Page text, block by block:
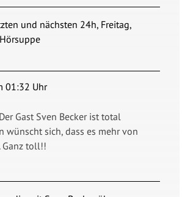
und nächsten 24h, Freitag,
01:32 Uhr
Gast Sven Becker ist total
wünscht sich, dass es mehr von
Ganz toll!!